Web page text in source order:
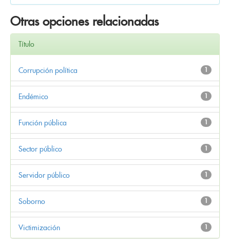
Otras opciones relacionadas
Título
1
Corrupción política
1
Endémico
1
Función pública
1
Sector público
1
Servidor público
1
Soborno
1
Victimización